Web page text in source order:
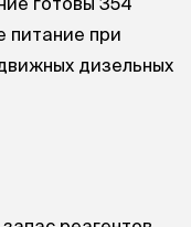
питание при
дизельных